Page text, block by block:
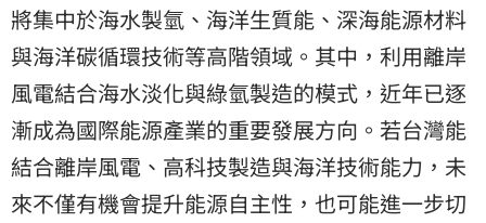
將集中於海水製氫、海洋生質能、深海能源材料
與海洋碳循環技術等高階領域。其中，利用離岸
風電結合海水淡化與綠氫製造的模式，近年已逐
漸成為國際能源產業的重要發展方向。若台灣能
結合離岸風電、高科技製造與海洋技術能力，未
來不僅有機會提升能源自主性，也可能進一步切